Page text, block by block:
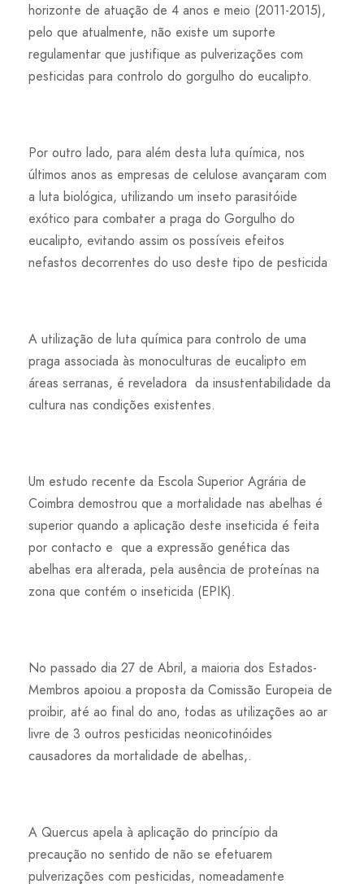
horizonte de atuação de 4 anos e meio (2011-2015),
pelo que atualmente, não existe um suporte
regulamentar que justifique as pulverizações com
pesticidas para controlo do gorgulho do eucalipto.
Por outro lado, para além desta luta química, nos
últimos anos as empresas de celulose avançaram com
a luta biológica, utilizando um inseto parasitóide
exótico para combater a praga do Gorgulho do
eucalipto, evitando assim os possíveis efeitos
nefastos decorrentes do uso deste tipo de pesticida
A utilização de luta química para controlo de uma
praga associada às monoculturas de eucalipto em
áreas serranas, é reveladora da insustentabilidade da
cultura nas condições existentes.
Um estudo recente da Escola Superior Agrária de
Coimbra demostrou que a mortalidade nas abelhas é
superior quando a aplicação deste inseticida é feita
por contacto e que a expressão genética das
abelhas era alterada, pela ausência de proteínas na
zona que contém o inseticida (EPIK).
No passado dia 27 de Abril, a maioria dos Estados-
Membros apoiou a proposta da Comissão Europeia de
proibir, até ao final do ano, todas as utilizações ao ar
livre de 3 outros pesticidas neonicotinóides
causadores da mortalidade de abelhas,.
A Quercus apela à aplicação do princípio da
precaução no sentido de não se efetuarem
pulverizações com pesticidas, nomeadamente